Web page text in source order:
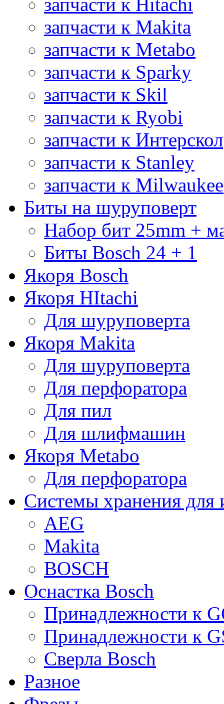
запчасти к Makita
запчасти к Metabo
запчасти к Sparky
запчасти к Skil
запчасти к Ryobi
запчасти к Интерскол
запчасти к Stanley
запчасти к Milwaukee
Биты на шуруповерт
Набор бит 25mm +
Биты Bosch 24 + 1
Якоря Bosch
Якоря HItachi
Для шуруповерта
Якоря Makita
Для шуруповерта
Для перфоратора
Для пил
Для шлифмашин
Якоря Metabo
Для перфоратора
Системы хранения для
AEG
Makita
BOSCH
Оснастка Bosch
Принадлежности к
Принадлежности к
Сверла Bosch
Разное